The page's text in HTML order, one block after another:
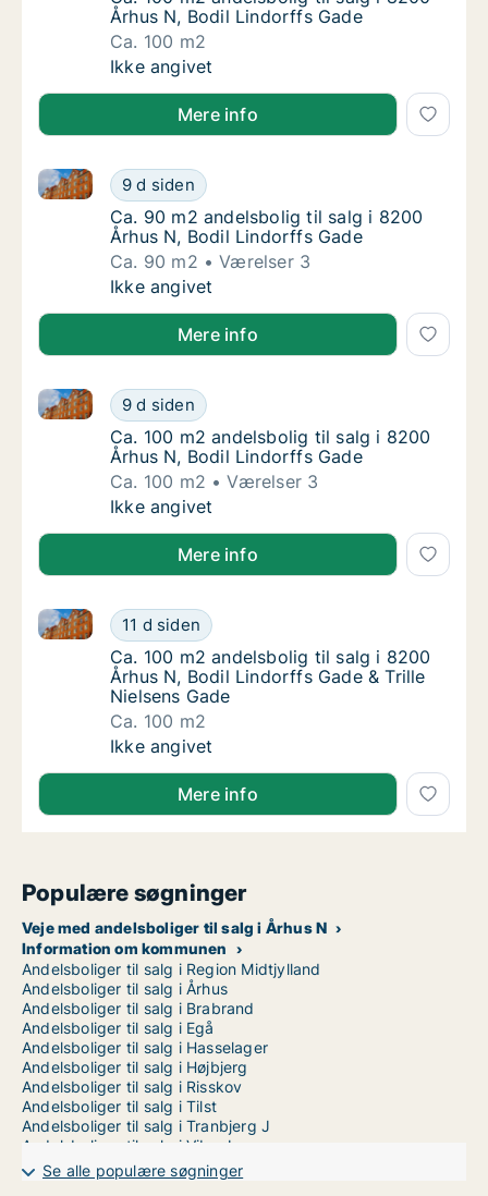
Århus N, Bodil Lindorffs Gade
Ca. 100 m2
Ca. 100 m2 andelsbolig til salg i 8200
Ikke angivet
Mere info
Ca. 90 m2 andelsbolig til salg i 8200 Århus
9 d siden
Ca. 90 m2 andelsbolig til salg i 8200 Århus N, Bodil
Ca. 90 m2 andelsbolig til salg i 8200 Århus
Ca. 90 m2 andelsbolig til salg i 8200
Århus N, Bodil Lindorffs Gade
Ca. 90 m2
Værelser 3
Ca. 90 m2 andelsbolig til salg i 8200 Århus
Ikke angivet
Mere info
Ca. 100 m2 andelsbolig til salg i 8200
9 d siden
Ca. 100 m2 andelsbolig til salg i 8200 Århus N,
Ca. 100 m2 andelsbolig til salg i 8200
Ca. 100 m2 andelsbolig til salg i 8200
Århus N, Bodil Lindorffs Gade
Ca. 100 m2
Værelser 3
Ca. 100 m2 andelsbolig til salg i 8200
Ikke angivet
Mere info
Ca. 100 m2 andelsbolig til salg i 8200
11 d siden
Ca. 100 m2 andelsbolig til salg i 8200 Århus N,
Ca. 100 m2 andelsbolig til salg i 8200
Ca. 100 m2 andelsbolig til salg i 8200
Århus N, Bodil Lindorffs Gade & Trille
Nielsens Gade
Ca. 100 m2
Ca. 100 m2 andelsbolig til salg i 8200
Ikke angivet
Mere info
Populære søgninger
Veje med andelsboliger til salg i Århus N
Information om kommunen
Andelsboliger til salg i Region Midtjylland
Andelsboliger til salg i Århus
Andelsboliger til salg i Brabrand
Andelsboliger til salg i Egå
Andelsboliger til salg i Hasselager
Andelsboliger til salg i Højbjerg
Andelsboliger til salg i Risskov
Andelsboliger til salg i Tilst
Andelsboliger til salg i Tranbjerg J
Andelsboliger til salg i Viby J
Andelsboliger til salg i Åbyhøj
Andelsboliger til salg i Århus C
Se alle populære søgninger